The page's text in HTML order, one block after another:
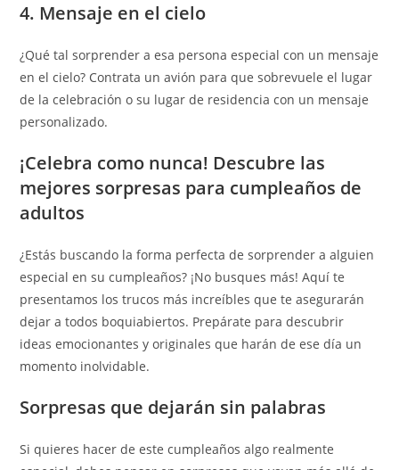
4. Mensaje en el cielo
¿Qué tal sorprender a esa persona especial con un mensaje
en el cielo? Contrata un avión para que sobrevuele el lugar
de la celebración o su lugar de residencia con un mensaje
personalizado.
¡Celebra como nunca! Descubre las
mejores sorpresas para cumpleaños de
adultos
¿Estás buscando la forma perfecta de sorprender a alguien
especial en su cumpleaños? ¡No busques más! Aquí te
presentamos los trucos más increíbles que te asegurarán
dejar a todos boquiabiertos. Prepárate para descubrir
ideas emocionantes y originales que harán de ese día un
momento inolvidable.
Sorpresas que dejarán sin palabras
Si quieres hacer de este cumpleaños algo realmente